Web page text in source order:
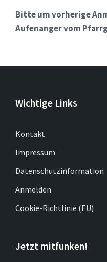
Bitte um vorherige
Aufenanger vom
Wichtige Links
Kontakt
Impressum
Datenschutzinformation
Anmelden
Cookie-Richtlinie (EU)
Jetzt mitfunken!